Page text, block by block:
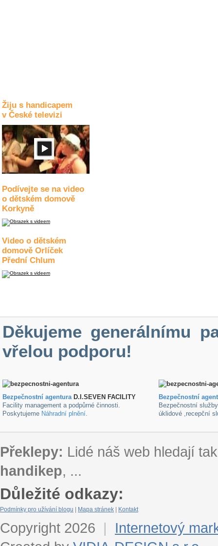
Žiju s handicapem
v České televizi
Podívejte se na video
o dětském domově
Korkyně
Video o dětském
domově Orlíček
Přední Chlum
Děkujeme generálnímu
vřelou podporu!
Bezpečnostní agenturaD.I.SEVEN FACILITY
Facility management a podpůrné činnosti.
Poskytujeme Náhradní plnění.
Bezpečnostní
Bezpečnostní
úklidové ,recepční
Překlepy: Lidé náš web hledají
handikep, ...
Důležité odkazy:
Podmínky pro užívání blogu Mapa stránek Kontakt
Copyright 2026 |
Internetový